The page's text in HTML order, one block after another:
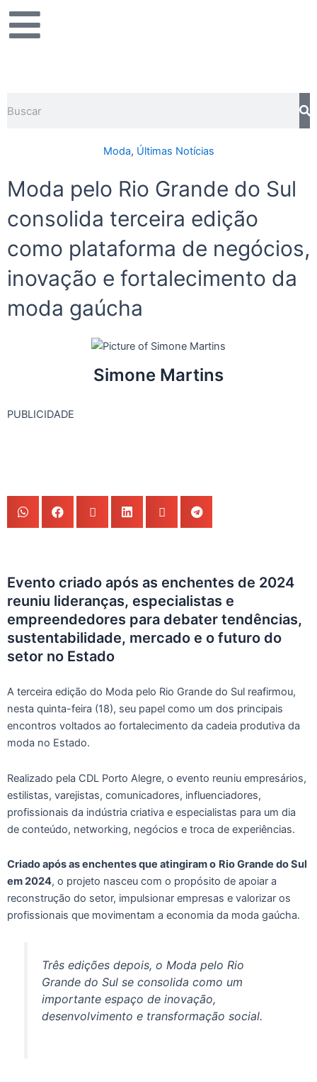
para
Moda, Últimas Notícias
Moda pelo Rio Grande do Sul
consolida terceira edição
como plataforma de negócios,
inovação e fortalecimento da
moda gaúcha
Simone Martins
PUBLICIDADE
Evento criado após as enchentes de 2024
reuniu lideranças, especialistas e
empreendedores para debater tendências,
sustentabilidade, mercado e o futuro do
setor no Estado
A terceira edição do Moda pelo Rio Grande do Sul reafirmou,
nesta quinta-feira (18), seu papel como um dos principais
encontros voltados ao fortalecimento da cadeia produtiva da
moda no Estado.
Realizado pela CDL Porto Alegre, o evento reuniu empresários,
estilistas, varejistas, comunicadores, influenciadores,
profissionais da indústria criativa e especialistas para um dia
de conteúdo, networking, negócios e troca de experiências.
Criado após as enchentes que atingiram o Rio Grande do Sul
em 2024, o projeto nasceu com o propósito de apoiar a
reconstrução do setor, impulsionar empresas e valorizar os
profissionais que movimentam a economia da moda gaúcha.
Três edições depois, o Moda pelo Rio
Grande do Sul se consolida como um
importante espaço de inovação,
desenvolvimento e transformação social.